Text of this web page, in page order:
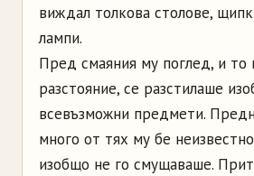
виждал толкова столове,
лампи.
Пред смаяния му поглед, и то
разстояние, се разстилаше
всевъзможни предмети.
много от тях му бе
изобщо не го смущаваше.